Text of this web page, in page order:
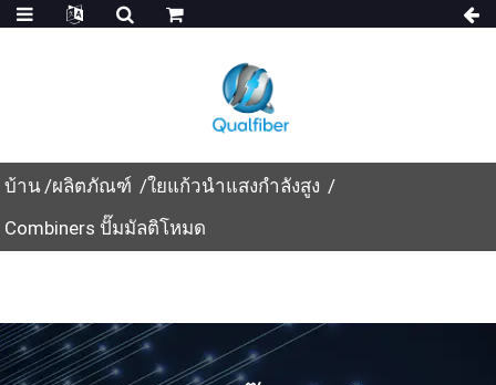
บ้าน ผลิตภัณฑ์
ใยแก้วนำแสงกำลังสูง
Combiners ปั๊มมัลติโหมด